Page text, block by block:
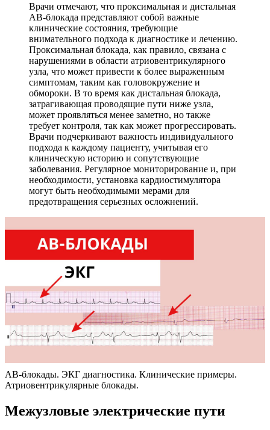
Врачи отмечают, что проксимальная и дистальная
АВ-блокада представляют собой важные
клинические состояния, требующие
внимательного подхода к диагностике и лечению.
Проксимальная блокада, как правило, связана с
нарушениями в области атриовентрикулярного
узла, что может привести к более выраженным
симптомам, таким как головокружение и
обмороки. В то время как дистальная блокада,
затрагивающая проводящие пути ниже узла,
может проявляться менее заметно, но также
требует контроля, так как может прогрессировать.
Врачи подчеркивают важность индивидуального
подхода к каждому пациенту, учитывая его
клиническую историю и сопутствующие
заболевания. Регулярное мониторирование и, при
необходимости, установка кардиостимулятора
могут быть необходимыми мерами для
предотвращения серьезных осложнений.
АВ-блокады. ЭКГ диагностика. Клинические примеры.
Атриовентрикулярные блокады.
Межузловые электрические пути